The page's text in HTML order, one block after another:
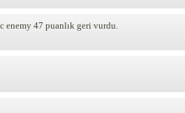
47 puanlık geri vurdu.